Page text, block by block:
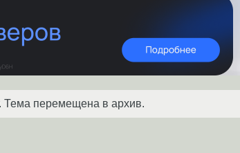
Тема перемещена в архив.